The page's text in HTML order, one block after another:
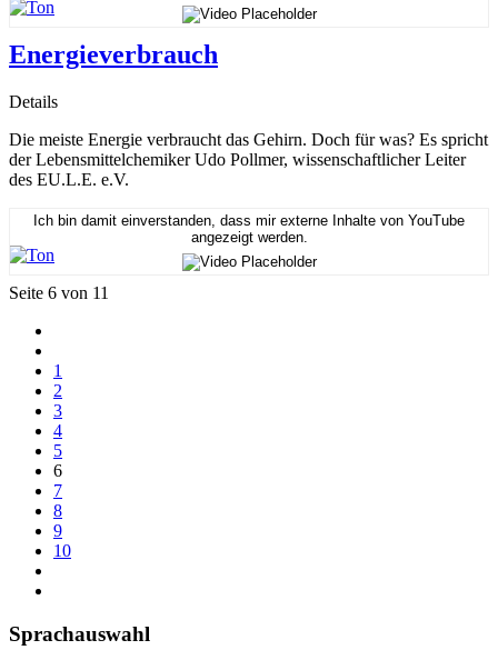
Energieverbrauch
Details
Die meiste Energie verbraucht das Gehirn. Doch für was? Es spricht
der Lebensmittelchemiker Udo Pollmer, wissenschaftlicher Leiter
des EU.L.E. e.V.
Ich bin damit einverstanden, dass mir externe Inhalte von YouTube
angezeigt werden.
Seite 6 von 11
1
2
3
4
5
6
7
8
9
10
Sprachauswahl